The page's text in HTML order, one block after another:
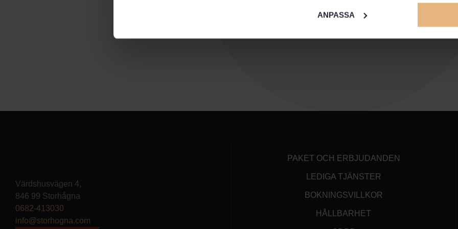
ANPASSA
Värdshusvägen 4,
846 99 Storhågna
0682-413030
info@storhogna.com
PAKET OCH ERBJUDANDEN
LEDIGA TJÄNSTER
BOKNINGSVILLKOR
HÅLLBARHET